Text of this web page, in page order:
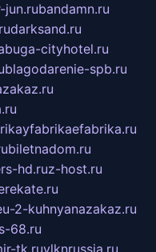
jun.rubandamn.ru
darksand.ru
cityhotel.ru
blagodarenie-spb.ru
biletnadom.ru
hd.ruz-host.ru
2-kuhnyanazakaz.ru
68.ru